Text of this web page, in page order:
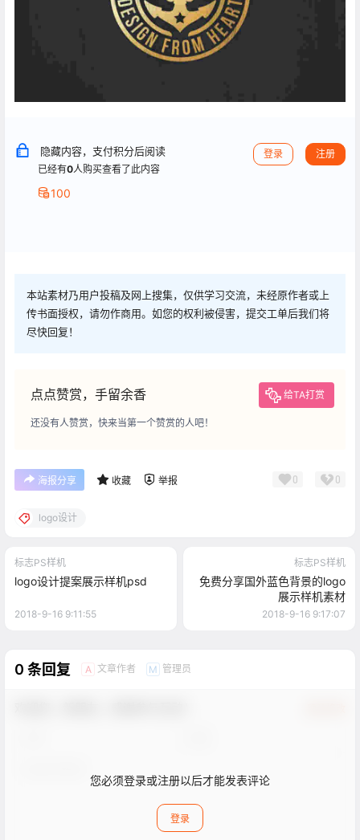
隐藏内容，支付积分后阅读
已经有0人购买查看了此内容
100
登录 注册
本站素材乃用户投稿及网上搜集，仅供学习交流，未经原作者或上
传书面授权，请勿作商用。如您的权利被侵害，提交工单后我们将
尽快回复！
点点赞赏，手留余香 给TA打赏
还没有人赞赏，快来当第一个赞赏的人吧！
海报分享 收藏 举报 0 0
logo设计
标志PS样机
logo设计提案展示样机psd
2018-9-16 9:11:55
标志PS样机
免费分享国外蓝色背景的logo
展示样机素材
2018-9-16 9:17:07
0 条回复 A 文章作者 M 管理员
您必须登录或注册以后才能发表评论
登录